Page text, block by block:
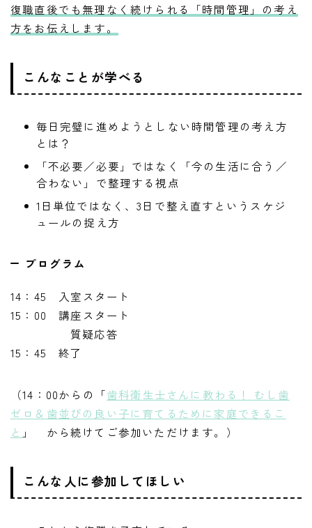
復職直後でも無理なく続けられる「時間管理」の考え
方をお伝えします。
こんなことが学べる
毎日完璧に進めようとしない時間管理の考え方
とは？
「不必要／必要」ではなく「今の生活に合う／
合わない」で整理する視点
1日単位ではなく、3日で整え直すというスケジ
ュールの捉え方
プログラム
14：45 入室スタート
15：00 講座スタート
質疑応答
15：45 終了
（14：00からの「歯科衛生士さんに教わる！ むし歯
ゼロ＆歯並びの良い子に育てるために家庭できるこ
と 」 から続けてご参加いただけます。）
こんな人に参加してほしい